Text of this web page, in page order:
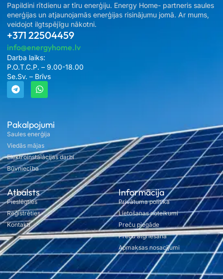
Pakalpojumi
Saules enerģija
Viedās mājas
Elektroinstalācijas darbi
Būvniecība
Atbalsts
Pieslēgties
Reģistrēties
Kontakti
Informācija
Privātuma politika
Lietošanas noteikumi
Preču piegāde
Preču atgriešana
Apmaksas nosacījumi
Papildini rītdienu ar tīru enerģiju. Energy Home- partneris saules
enerģijas un atjaunojamās enerģijas risinājumu jomā. Ar mums,
veidojot ilgtspējīgu nākotni.
+371 22504459
info@energyhome.lv
Darba laiks:
P.O.T.C.P. – 9.00-18.00
Se.Sv. – Brīvs